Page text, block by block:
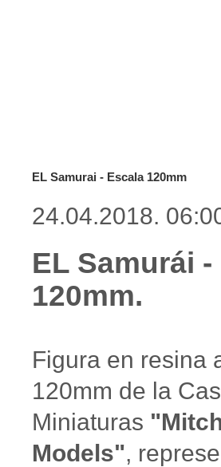
EL Samurai - Escala 120mm
24.04.2018.
EL Samurái
120mm.
Figura en resina
120mm de la
Miniaturas
Models",